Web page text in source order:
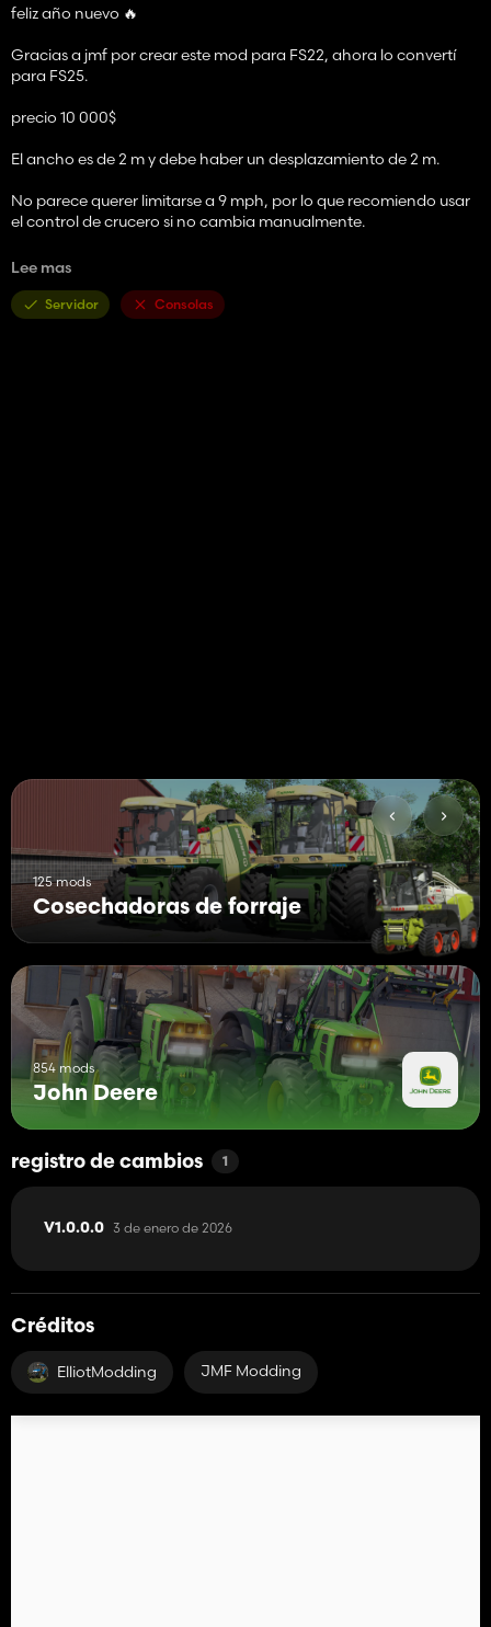
feliz año nuevo 🔥
Gracias a jmf por crear este mod para FS22, ahora lo convertí
para FS25.
precio 10 000$
El ancho es de 2 m y debe haber un desplazamiento de 2 m.
No parece querer limitarse a 9 mph, por lo que recomiendo usar
el control de crucero si no cambia manualmente.
el crédito es para jmf, lo acabo de convertir.
califica las modificaciones y di si hay algún error
Lee mas
Servidor Consolas
125 mods
Cosechadoras de forraje
854 mods
John Deere
registro de cambios 1
V1.0.0.0 3 de enero de 2026
Créditos
ElliotModding JMF Modding